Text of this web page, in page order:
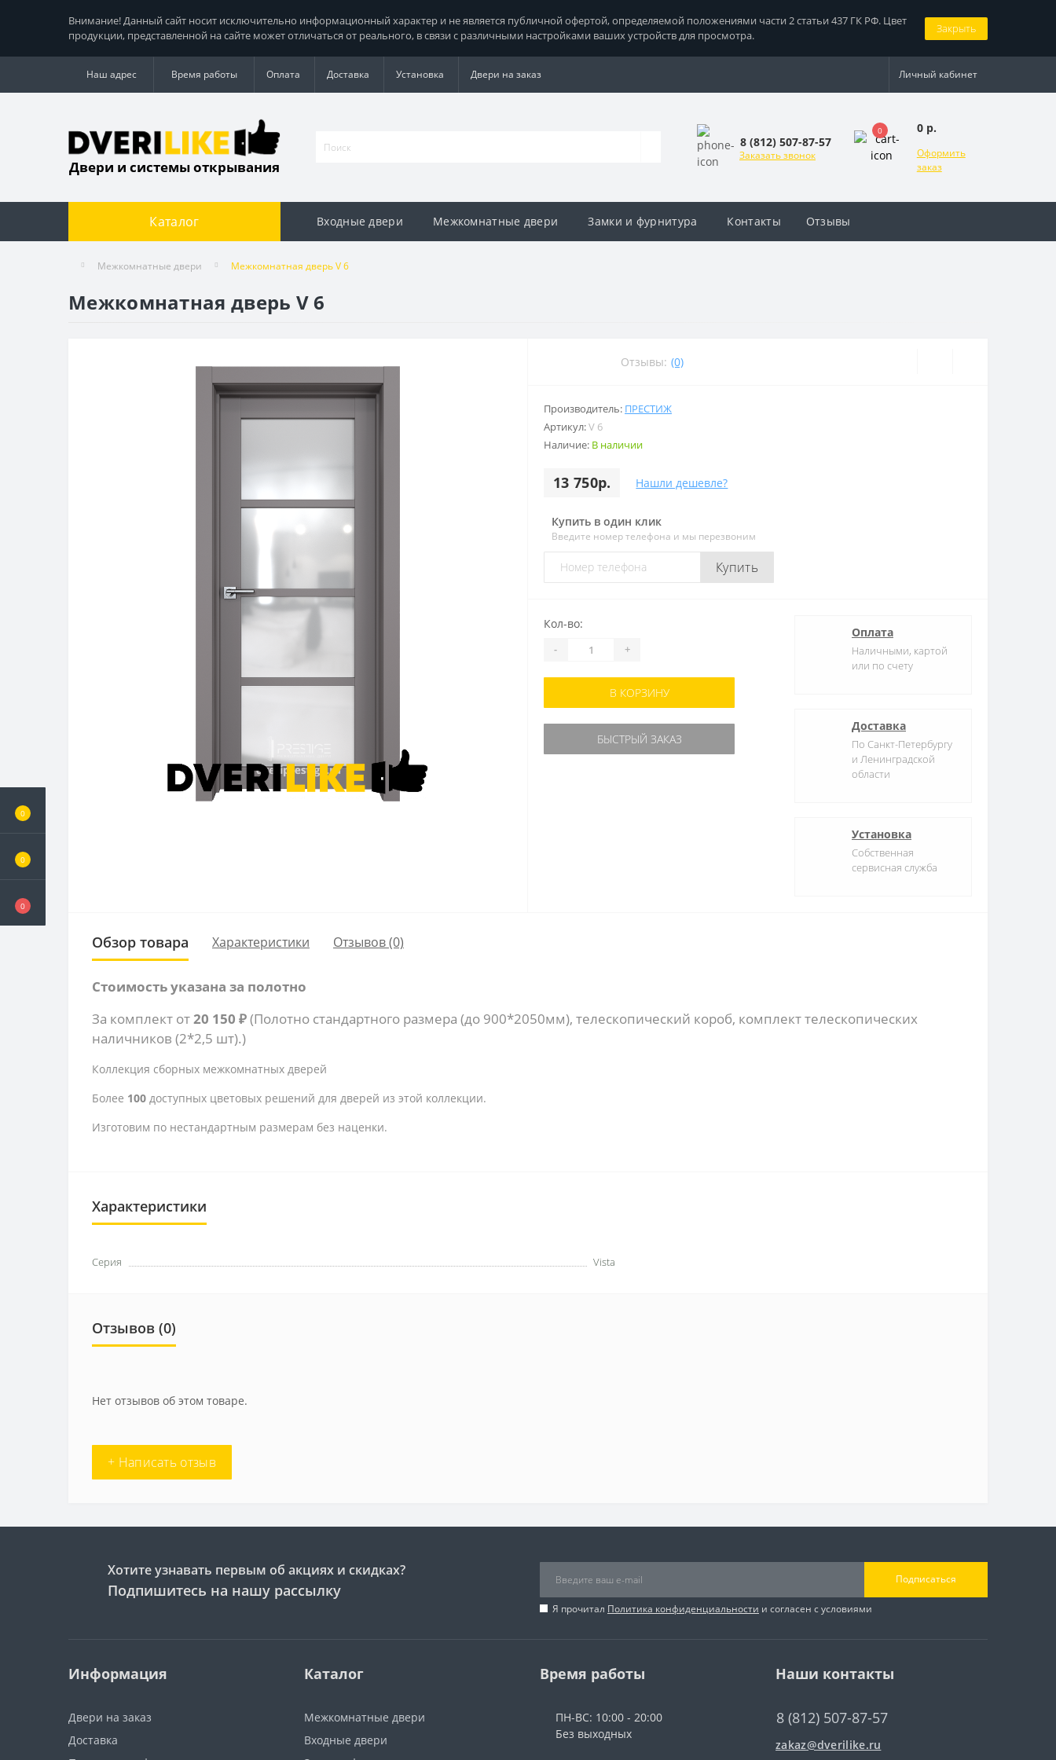
0
0
0
Внимание! Данный сайт носит исключительно информационный характер и не является публичной офертой, определяемой положениями части 2 статьи 437 ГК РФ. Цвет
продукции, представленной на сайте может отличаться от реального, в связи с различными настройками ваших устройств для просмотра.
Закрыть
Наш адрес Время работы Оплата Доставка Установка Двери на заказ Личный кабинет
Двери и системы открывания
8 (812) 507-87-57
Заказать звонок
0 0 р.
Оформить
заказ
Каталог Входные двери Межкомнатные двери Замки и фурнитура Контакты Отзывы
Межкомнатные двери Межкомнатная дверь V 6
Межкомнатная дверь V 6
Отзывы: (0)
Производитель: ПРЕСТИЖ
Артикул:V 6
Наличие: В наличии
13 750р. Нашли дешевле?
Купить в один клик
Введите номер телефона и мы перезвоним
Купить
Кол-во:
- +
В КОРЗИНУ
БЫСТРЫЙ ЗАКАЗ
Оплата
Наличными, картой
или по счету
Доставка
По Санкт-Петербургу
и Ленинградской
области
Установка
Собственная
сервисная служба
Обзор товара Характеристики Отзывов (0)
Стоимость указана за полотно
За комплект от20 150 ₽(Полотно стандартного размера (до 900*2050мм), телескопический короб, комплект телескопических
наличников (2*2,5 шт).)
Коллекция сборных межкомнатных дверей
Более 100 доступных цветовых решений для дверей из этой коллекции.
Изготовим по нестандартным размерам без наценки.
Характеристики
Серия Vista
Отзывов (0)
Нет отзывов об этом товаре.
+ Написать отзыв
Хотите узнавать первым об акциях и скидках?
Подпишитесь на нашу рассылку
Подписаться
Я прочитал Политика конфиденциальности и согласен с условиями
Информация
Двери на заказ
Доставка
Каталог
Межкомнатные двери
Входные двери
Время работы
ПН-ВС: 10:00 - 20:00
Без выходных
Наши контакты
8 (812) 507-87-57
zakaz@dverilike.ru